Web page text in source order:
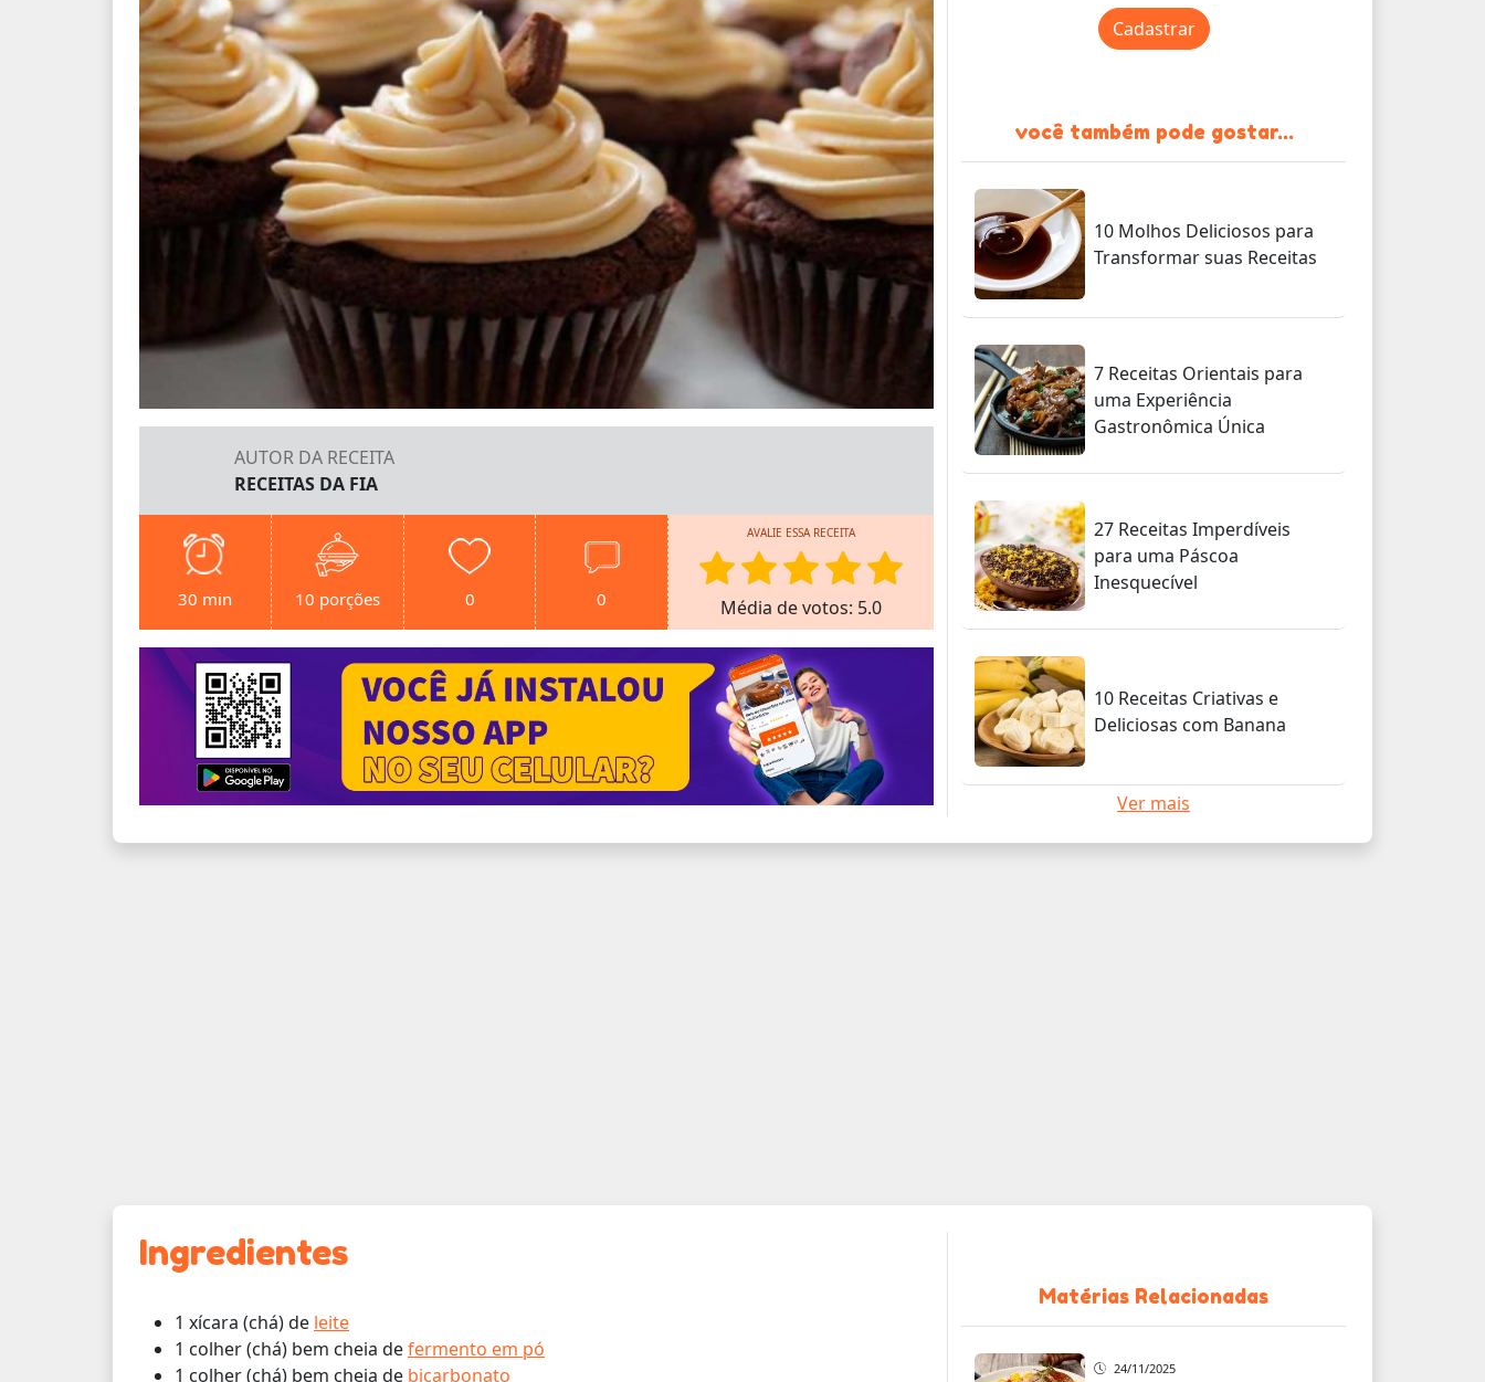
AUTOR DA RECEITA
RECEITAS DA FIA
30 min 10 porções 0 0
AVALIE ESSA RECEITA
Média de votos: 5.0
Cadastrar
você também pode gostar...
10 Molhos Deliciosos para
Transformar suas Receitas
7 Receitas Orientais para
uma Experiência
Gastronômica Única
27 Receitas Imperdíveis
para uma Páscoa
Inesquecível
10 Receitas Criativas e
Deliciosas com Banana
Ver mais
Ingredientes
1 xícara (chá) de leite
1 colher (chá) bem cheia defermento em pó
1 colher (chá) bem cheia de bicarbonato
Matérias Relacionadas
24/11/2025